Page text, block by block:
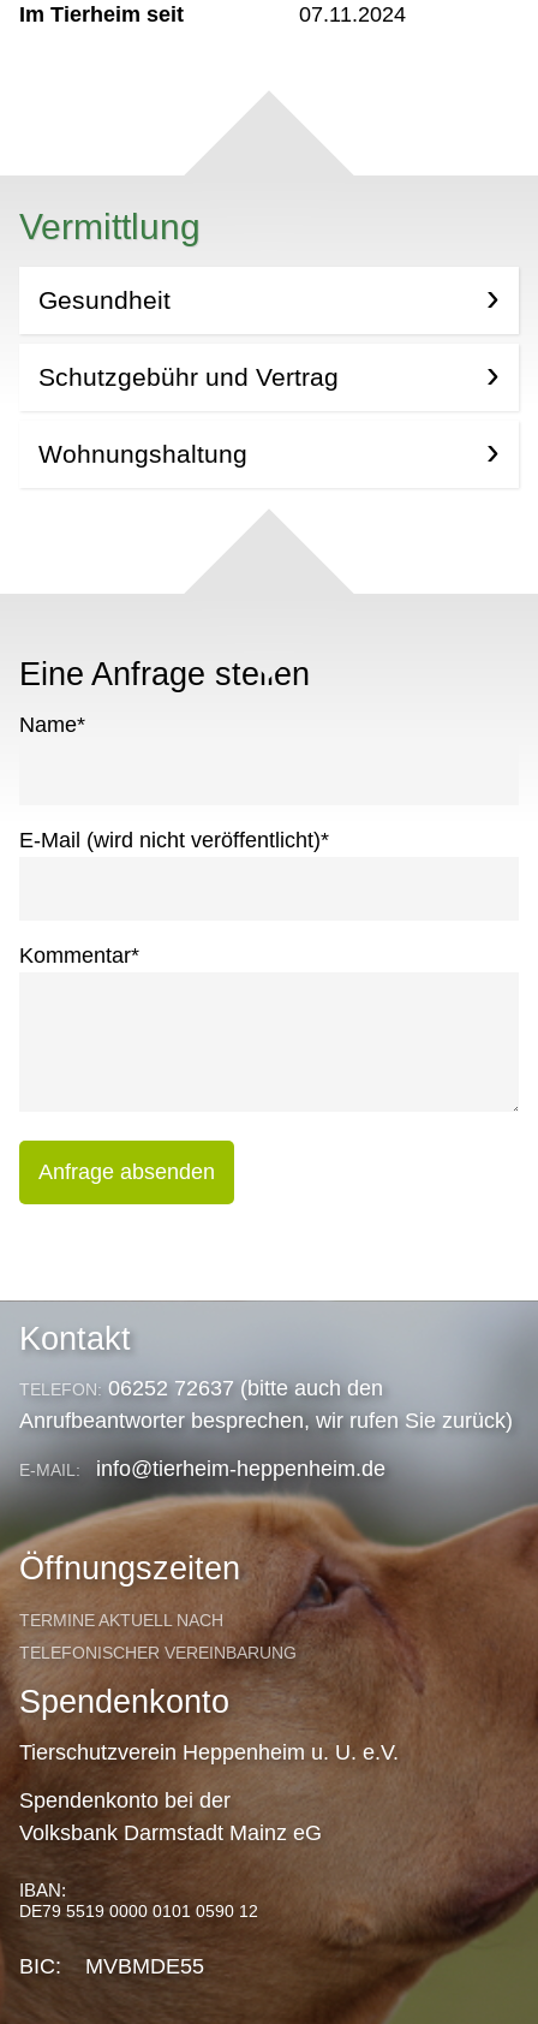
Im Tierheim seit 07.11.2024
Vermittlung
Gesundheit
Schutzgebühr und Vertrag
Wohnungshaltung
Eine Anfrage stellen
Name*
E-Mail (wird nicht veröffentlicht)*
Kommentar*
Anfrage absenden
Kontakt
TELEFON: 06252 72637 (bitte auch den
Anrufbeantworter besprechen, wir rufen Sie zurück)
E-MAIL: info@tierheim-heppenheim.de
Öffnungszeiten
TERMINE AKTUELL NACH
TELEFONISCHER VEREINBARUNG
Spendenkonto
Tierschutzverein Heppenheim u. U. e.V.
Spendenkonto bei der
Volksbank Darmstadt Mainz eG
IBAN:
DE79 5519 0000 0101 0590 12
BIC: MVBMDE55